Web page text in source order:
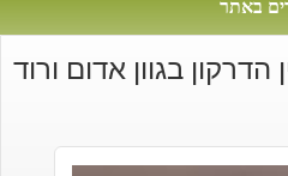
באתר
הדרקון בגוון אדום ורוד